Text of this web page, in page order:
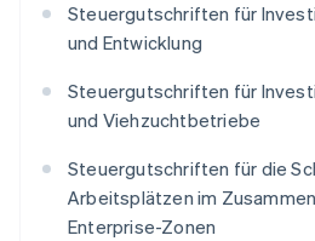
Steuergutschriften für
und Entwicklung
Steuergutschriften für
und Viehzuchtbetriebe
Steuergutschriften für die
Arbeitsplätzen im
Enterprise-Zonen